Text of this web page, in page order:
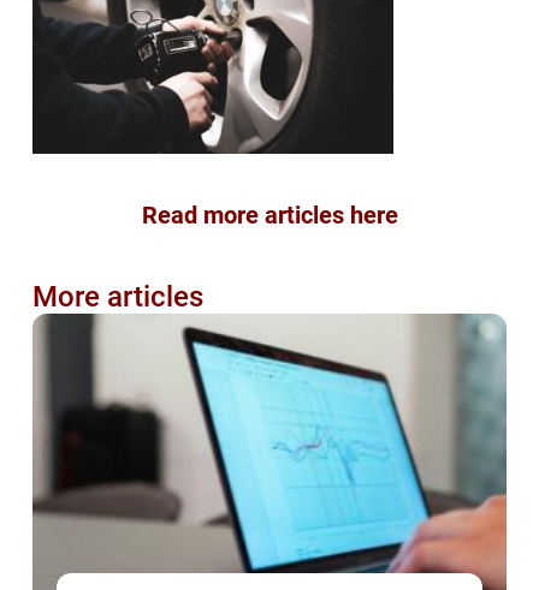
Read more articles here
More articles